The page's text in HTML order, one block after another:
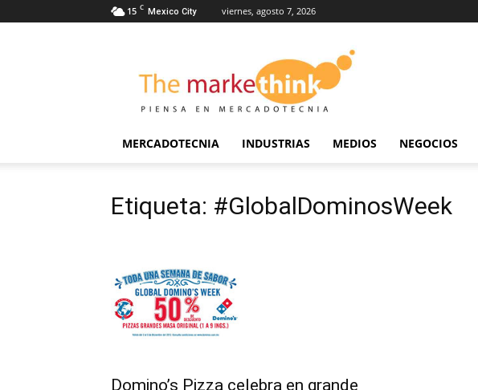
15 C Mexico City viernes, agosto 7, 2026
Markethink
MERCADOTECNIA INDUSTRIAS MEDIOS NEGOCIOS
Etiqueta: #GlobalDominosWeek
Domino’s Pizza celebra en grande